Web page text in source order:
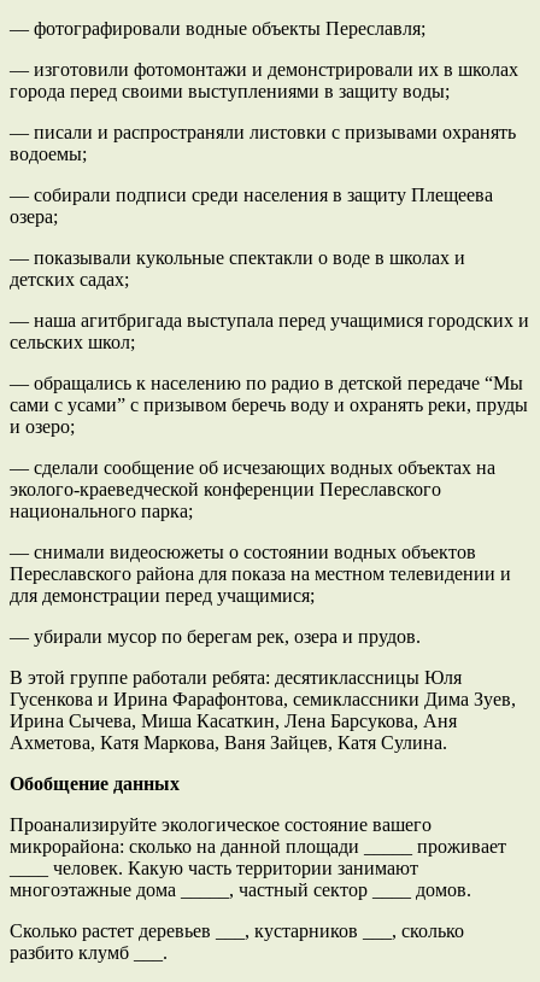
— фотографировали водные объекты Переславля;
— изготовили фотомонтажи и демонстрировали их в школах
города перед своими выступлениями в защиту воды;
— писали и распространяли листовки с призывами охранять
водоемы;
— собирали подписи среди населения в защиту Плещеева
озера;
— показывали кукольные спектакли о воде в школах и
детских садах;
— наша агитбригада выступала перед учащимися городских и
сельских школ;
— обращались к населению по радио в детской передаче “Мы
сами с усами” с призывом беречь воду и охранять реки, пруды
и озеро;
— сделали сообщение об исчезающих водных объектах на
эколого-краеведческой конференции Переславского
национального парка;
— снимали видеосюжеты о состоянии водных объектов
Переславского района для показа на местном телевидении и
для демонстрации перед учащимися;
— убирали мусор по берегам рек, озера и прудов.
В этой группе работали ребята: десятиклассницы Юля
Гусенкова и Ирина Фарафонтова, семиклассники Дима Зуев,
Ирина Сычева, Миша Касаткин, Лена Барсукова, Аня
Ахметова, Катя Маркова, Ваня Зайцев, Катя Сулина.
Обобщение данных
Проанализируйте экологическое состояние вашего
микрорайона: сколько на данной площади _____ проживает
____ человек. Какую часть территории занимают
многоэтажные дома _____, частный сектор ____ домов.
Сколько растет деревьев ___, кустарников ___, сколько
разбито клумб ___.